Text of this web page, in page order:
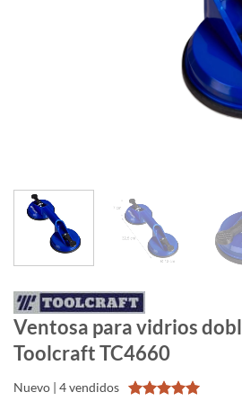
Ventosa para vidrios
Toolcraft TC4660
Nuevo | 4 vendidos